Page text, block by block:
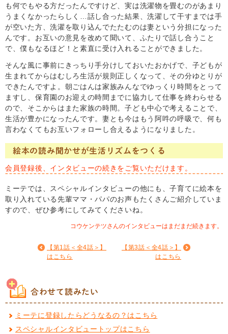
も何でもやる方だったんですけど、実は洗濯物を畳むのがあまり
うまくなかったらしく…話し合った結果、洗濯して干すまでは手
が空いた方、洗濯を取り込んでたたむのは妻という分担になった
んです。お互いの意見を改めて聞いて、ふたりで話し合うこと
で、僕もなるほど！と素直に受け入れることができました。
そんな風に事前にきっちり手分けしておいたおかげで、子どもが
生まれてからはむしろ生活が規則正しくなって、その分ゆとりが
できたんですよ。朝ごはんは家族みんなでゆっくり時間をとって
ますし、保育園のお迎えの時間までに協力して仕事を終わらせる
ので、そこからはまた家族の時間。子ども中心で考えることで、
生活が豊かになったんです。妻とも今はもう阿吽の呼吸で、何も
言わなくてもお互いフォローし合えるようになりました。
絵本の読み聞かせが生活リズムをつくる
会員登録後、インタビューの続きをご覧いただけます。
ミーテでは、スペシャルインタビューの他にも、子育てに絵本を
取り入れている先輩ママ・パパのお声もたくさんご紹介していま
すので、ぜひ参考にしてみてくださいね。
コウケンテツさんのインタビューはまだまだ続きます。
【第3話＜全4話＞】
はこちら
【第1話＜全4話＞】
はこちら
合わせて読みたい
ミーテに登録したらどうなるの？はこちら
スペシャルインタビュートップはこちら